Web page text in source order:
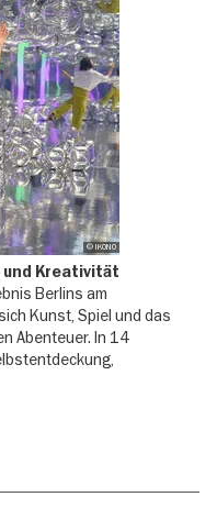
© IKONO
und Kreativität
Berlins am
Kunst, Spiel und das
Abenteuer. In 14